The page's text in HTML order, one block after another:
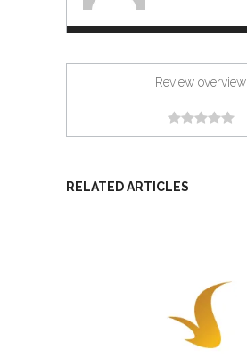
Review overview
RELATED ARTICLES